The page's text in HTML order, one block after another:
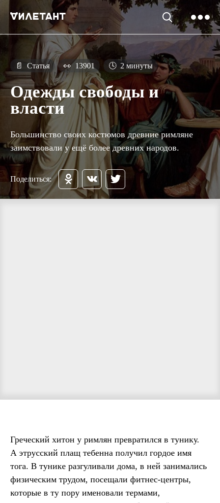
📄 Статья 👀 13901 🕓 2 минуты
Одежды свободы и
власти
Большинство своих костюмов древние римляне
заимствовали у ещё более древних народов.
Поделиться:
Греческий хитон у римлян превратился в тунику.
А этрусский плащ тебенна получил гордое имя
тога. В тунике разгуливали дома, в ней занимались
физическим трудом, посещали фитнес-центры,
которые в ту пору именовали термами,